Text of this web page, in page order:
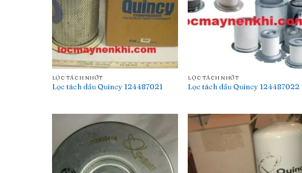
LỌC TÁCH NHỚT
Lọc tách dầu Quincy 124487021
LỌC TÁCH NHỚT
Lọc tách dầu Quincy 124487022